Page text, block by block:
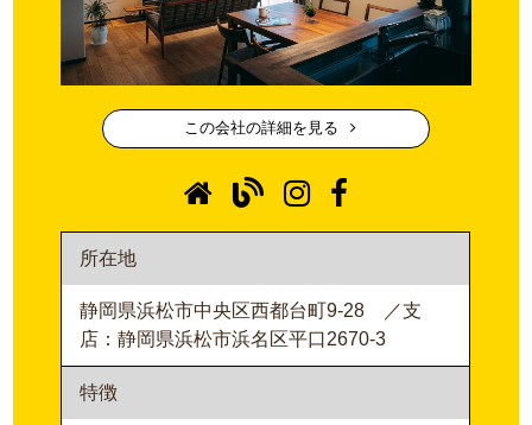
この会社の詳細を見る
所在地
静岡県浜松市中央区西都台町9-28 ／支
店：静岡県浜松市浜名区平口2670-3
特徴